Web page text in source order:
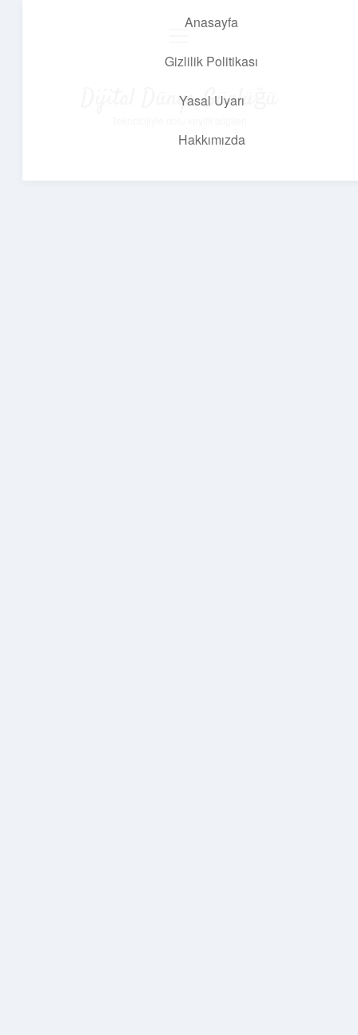
Anasayfa
Gizlilik Politikası
Yasal Uyarı
Hakkımızda
Dijital Dünya Günlüğü